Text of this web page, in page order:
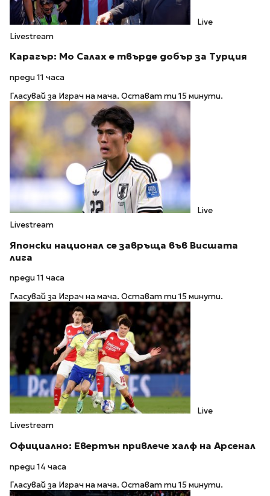
Live
Livestream
Карагър: Мо Салах е твърде добър за Турция
преди 11 часа
Гласувай за Играч на мача. Остават ти 15 минути.
Live
Livestream
Японски национал се завръща във Висшата
лига
преди 11 часа
Гласувай за Играч на мача. Остават ти 15 минути.
Live
Livestream
Официално: Евертън привлече халф на Арсенал
преди 14 часа
Гласувай за Играч на мача. Остават ти 15 минути.